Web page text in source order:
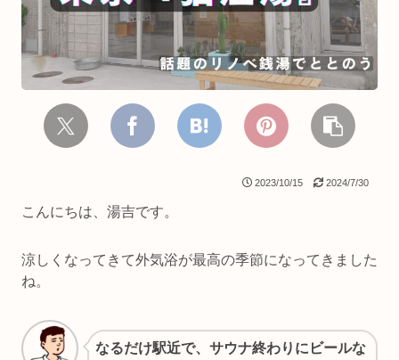
2023/10/15 2024/7/30
こんにちは、湯吉です。
涼しくなってきて外気浴が最高の季節になってきました
ね。
なるだけ駅近で、サウナ終わりにビールな